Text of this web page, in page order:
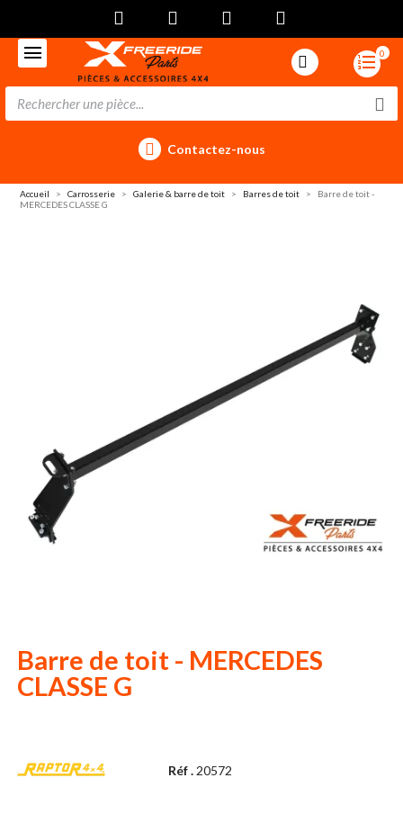
0
Contactez-nous
Accueil Carrosserie Galerie & barre de toit Barres de toit
Barre de toit -
MERCEDES CLASSE G
Barre de toit - MERCEDES
CLASSE G
Réf . 20572